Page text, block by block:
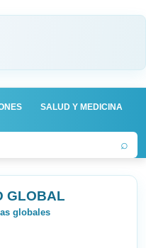
SALUD Y MEDICINA
⌕
GLOBAL
globales